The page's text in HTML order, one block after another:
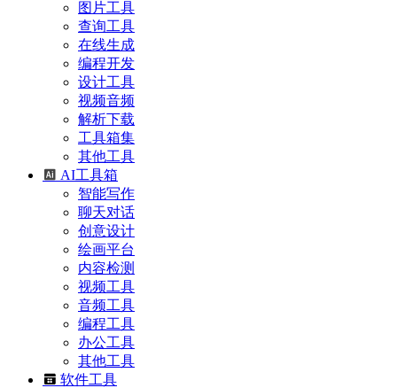
图片工具
查询工具
在线生成
编程开发
设计工具
视频音频
解析下载
工具箱集
其他工具
AI工具箱
智能写作
聊天对话
创意设计
绘画平台
内容检测
视频工具
音频工具
编程工具
办公工具
其他工具
软件工具